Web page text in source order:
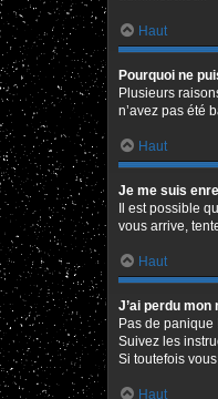
Haut
Pourquoi ne
Plusieurs
n’avez pas été
Haut
Je me suis
Il est possible
vous arrive,
Haut
J’ai perdu mon
Pas de
Suivez les
Si toutefois
Haut